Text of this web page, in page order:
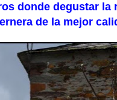
donde degustar la
de la mejor